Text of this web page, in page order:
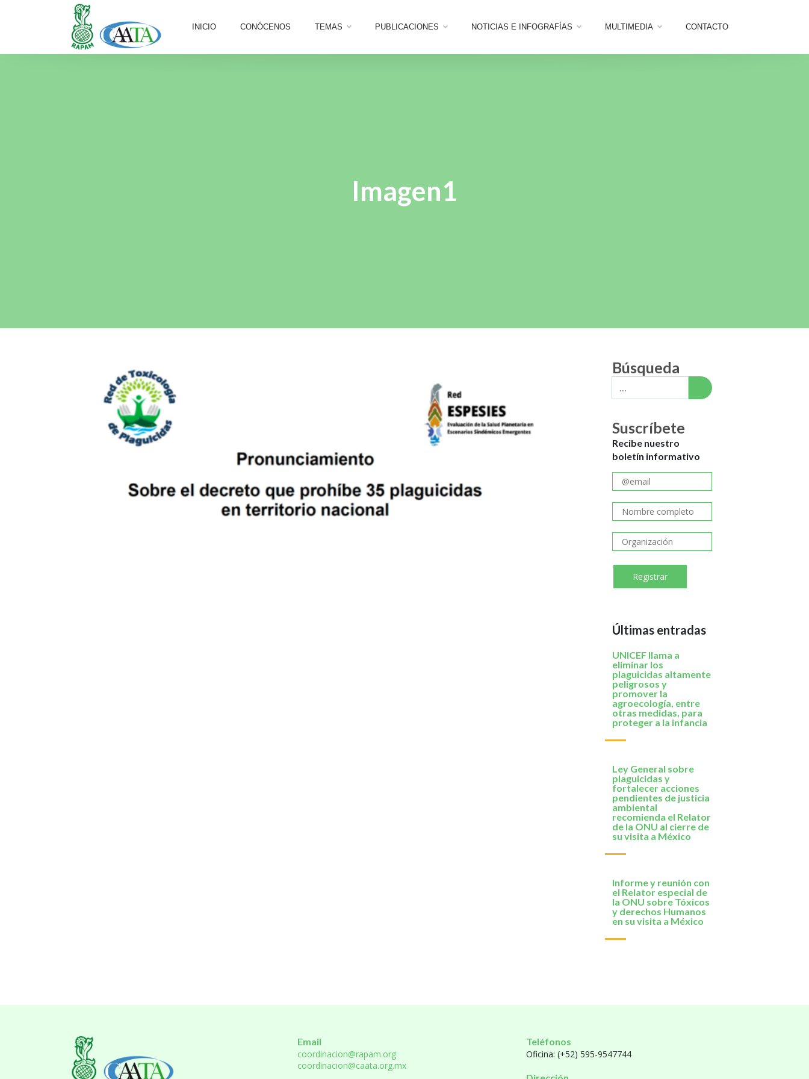
INICIO CONÓCENOS TEMAS PUBLICACIONES NOTICIAS E INFOGRAFÍAS MULTIMEDIA CONTACTO
Imagen1
Búsqueda
Suscríbete
Recibe nuestro
boletín informativo
Últimas entradas
UNICEF llama a
eliminar los
plaguicidas altamente
peligrosos y
promover la
agroecología, entre
otras medidas, para
proteger a la infancia
Ley General sobre
plaguicidas y
fortalecer acciones
pendientes de justicia
ambiental
recomienda el Relator
de la ONU al cierre de
su visita a México
Informe y reunión con
el Relator especial de
la ONU sobre Tóxicos
y derechos Humanos
en su visita a México
Email
coordinacion@rapam.org
coordinacion@caata.org.mx
Teléfonos
Oficina: (+52) 595-9547744